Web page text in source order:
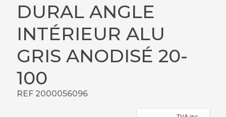
DURAL ANGLE
INTÉRIEUR ALU
GRIS ANODISÉ 20-
100
REF 2000056096